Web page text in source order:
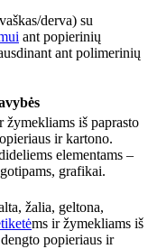
derva) su
ant popierinių
ant polimerinių
žymekliams iš paprasto
ir kartono.
elementams –
grafikai.
žalia, geltona,
ms ir žymekliams iš
popieriaus ir